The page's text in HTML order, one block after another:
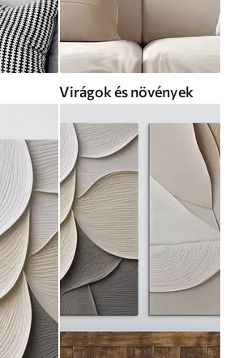
Virágok és növények